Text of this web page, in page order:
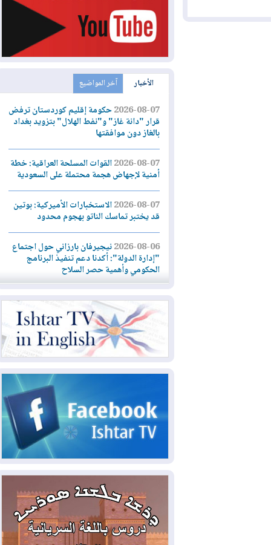
الأخبار آخر المواضيع
2026-08-07حكومة إقليم كوردستان ترفض
قرار "دانة غاز" و"نفط الهلال" بتزويد بغداد
بالغاز دون موافقتها
2026-08-07القوات المسلحة العراقية: خطة
أمنية لإجهاض هجمة محتملة على السعودية
2026-08-07الاستخبارات الأميركية: بوتين
قد يختبر تماسك الناتو بهجوم محدود
2026-08-06نيجيرفان بارزاني حول اجتماع
"إدارة الدولة": أكدنا دعم تنفيذ البرنامج
الحكومي وأهمية حصر السلاح
2026-08-06ائتلاف ادارة الدولة: من
يقومون بسلوك يهدد امن البلاد خارجون عن
القانون يجب محاربتهم
2026-08-06بعد هجومين قرب باب المندب..
الأحمر
2026-08-06مئات القاصرين بلا مأوى.. أزمة
سبتة تتصاعد وتضغط على مدريد
لمدة عام.. بدء توريد 100
مليون قدم مكعب يومياً من غاز كورمور في
إقليم كوردستان إلى وزارة الكهرباء العراقية
2026-08-05
15كارثة بيئية ومناخية ترسم
ملامح أخطر التحديات التي تواجه العراق
اليوم